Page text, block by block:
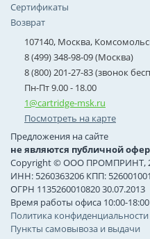
Сертификаты
Возврат
107140, Москва,
8 (499) 348-98-09 (Москва)
8 (800) 201-27-83 (звонок
Пн-Пт 9.00 - 18.00
1@cartridge-msk.ru
Посмотреть на карте
Предложения на сайте
не являются публичной
Copyright © ООО ПРОМПРИНТ,
ИНН: 5260363206 КПП: 526001001
ОГРН 1135260010820 30.07.2013
Время работы офиса 10:00-
Политика конфиденциальности
Пункты самовывоза и выдачи